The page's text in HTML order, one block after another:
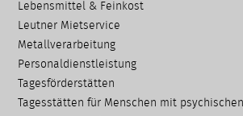
Lebensmittel & Feinkost
Leutner Mietservice
Metallverarbeitung
Personaldienstleistung
Tagesförderstätten
Tagesstätten für Menschen mit